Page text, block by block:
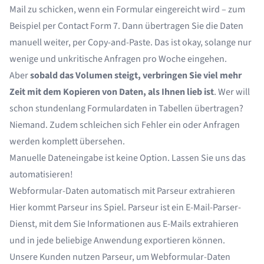
Mail zu schicken, wenn ein Formular eingereicht wird – zum
Beispiel per Contact Form 7. Dann übertragen Sie die Daten
manuell weiter, per Copy-and-Paste. Das ist okay, solange nur
wenige und unkritische Anfragen pro Woche eingehen.
Abersobald das Volumen steigt, verbringen Sie viel mehr
Zeit mit dem Kopieren von Daten, als Ihnen lieb ist. Wer will
schon stundenlang Formulardaten in Tabellen übertragen?
Niemand. Zudem schleichen sich Fehler ein oder Anfragen
werden komplett übersehen.
Manuelle Dateneingabe ist keine Option. Lassen Sie uns das
automatisieren!
Webformular-Daten automatisch mit Parseur extrahieren
Hier kommt Parseur ins Spiel. Parseur ist ein E-Mail-Parser-
Dienst, mit dem Sie Informationen aus E-Mails extrahieren
und in jede beliebige Anwendung exportieren können.
Unsere Kunden nutzen Parseur, um Webformular-Daten